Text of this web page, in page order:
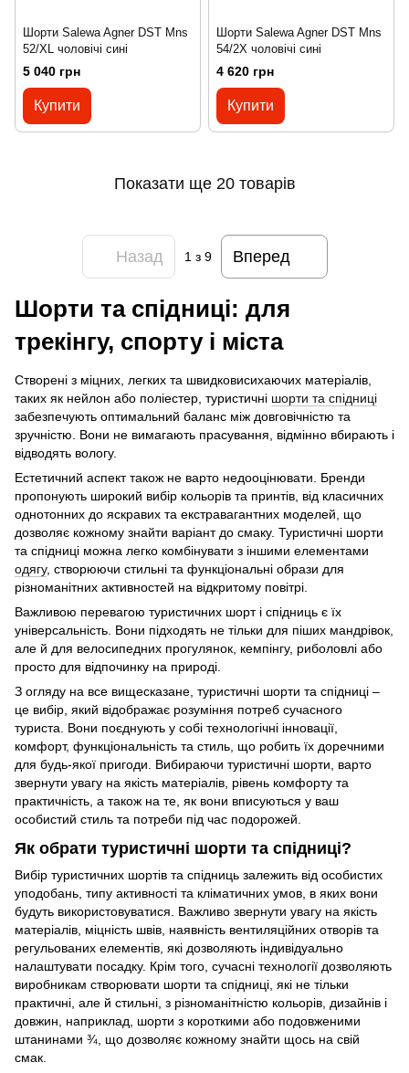
Шорти Salewa Agner DST Mns
52/XL чоловічі сині
5 040 грн
Купити
Шорти Salewa Agner DST Mns
54/2X чоловічі сині
4 620 грн
Купити
Показати ще 20 товарів
Назад 1з 9 Вперед
Шорти та спідниці: для
трекінгу, спорту і міста
Створені з міцних, легких та швидковисихаючих матеріалів,
таких як нейлон або поліестер, туристичні шорти та спідниці
забезпечують оптимальний баланс між довговічністю та
зручністю. Вони не вимагають прасування, відмінно вбирають і
відводять вологу.
Естетичний аспект також не варто недооцінювати. Бренди
пропонують широкий вибір кольорів та принтів, від класичних
однотонних до яскравих та екстравагантних моделей, що
дозволяє кожному знайти варіант до смаку. Туристичні шорти
та спідниці можна легко комбінувати з іншими елементами
одягу, створюючи стильні та функціональні образи для
різноманітних активностей на відкритому повітрі.
Важливою перевагою туристичних шорт і спідниць є їх
універсальність. Вони підходять не тільки для піших мандрівок,
але й для велосипедних прогулянок, кемпінгу, риболовлі або
просто для відпочинку на природі.
З огляду на все вищесказане, туристичні шорти та спідниці –
це вибір, який відображає розуміння потреб сучасного
туриста. Вони поєднують у собі технологічні інновації,
комфорт, функціональність та стиль, що робить їх доречними
для будь-якої пригоди. Вибираючи туристичні шорти, варто
звернути увагу на якість матеріалів, рівень комфорту та
практичність, а також на те, як вони вписуються у ваш
особистий стиль та потреби під час подорожей.
Як обрати туристичні шорти та спідниці?
Вибір туристичних шортів та спідниць залежить від особистих
уподобань, типу активності та кліматичних умов, в яких вони
будуть використовуватися. Важливо звернути увагу на якість
матеріалів, міцність швів, наявність вентиляційних отворів та
регульованих елементів, які дозволяють індивідуально
налаштувати посадку. Крім того, сучасні технології дозволяють
виробникам створювати шорти та спідниці, які не тільки
практичні, але й стильні, з різноманітністю кольорів, дизайнів і
довжин, наприклад, шорти з короткими або подовженими
штанинами ¾, що дозволяє кожному знайти щось на свій
смак.